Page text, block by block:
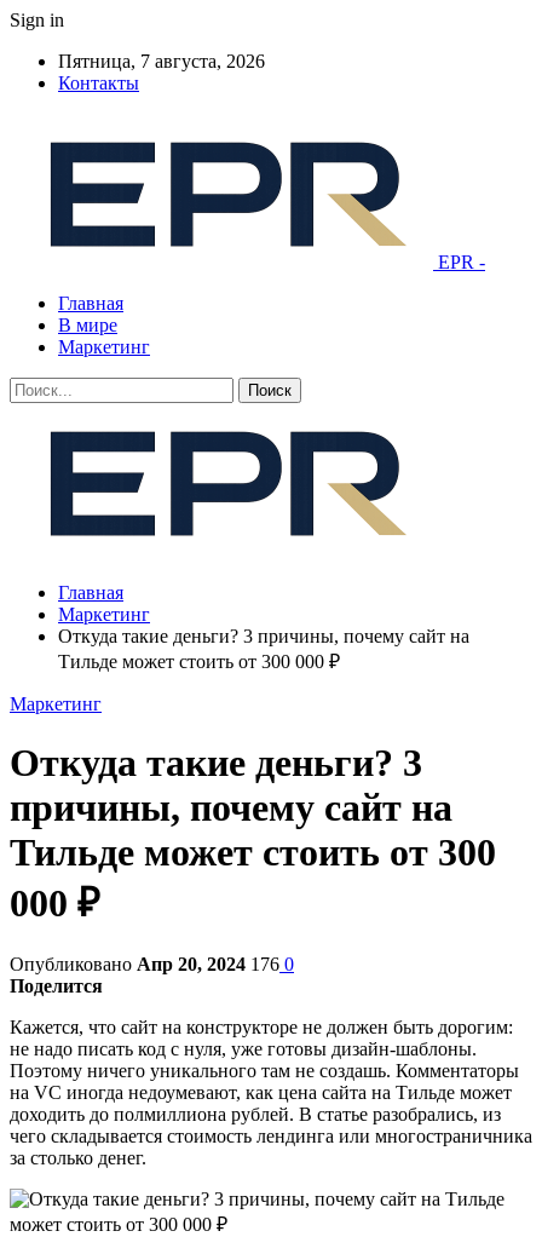
Sign in
Пятница, 7 августа, 2026
Контакты
EPR -
Главная
В мире
Маркетинг
Главная
Маркетинг
Откуда такие деньги? 3 причины, почему сайт на
Тильде может стоить от 300 000 ₽
Маркетинг
Откуда такие деньги? 3
причины, почему сайт на
Тильде может стоить от 300
000 ₽
Опубликовано Апр 20, 2024 176 0
Поделится
Кажется, что сайт на конструкторе не должен быть дорогим:
не надо писать код с нуля, уже готовы дизайн-шаблоны.
Поэтому ничего уникального там не создашь. Комментаторы
на VC иногда недоумевают, как цена сайта на Тильде может
доходить до полмиллиона рублей. В статье разобрались, из
чего складывается стоимость лендинга или многостраничника
за столько денег.